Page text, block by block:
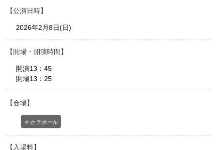
公演日時
2026年2月8日(日)
開場・開演時間
開演13：45
開場13：25
会場
キセラホール
入場料